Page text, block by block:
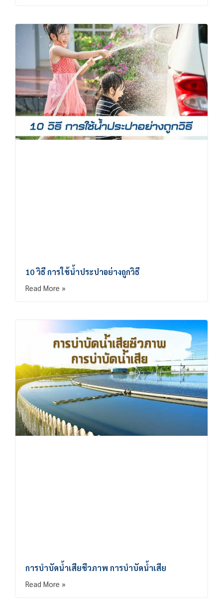
10 วิธี การใช้น้ำประปาอย่างถูกวิธี
Read More »
การบำบัดน้ำเสียชีวภาพ การบำบัดน้ำเสีย
Read More »